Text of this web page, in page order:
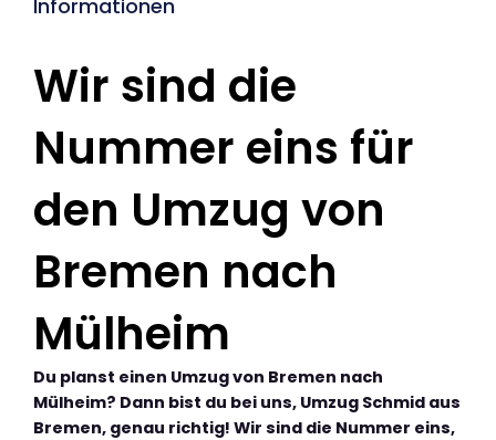
Informationen
Wir sind die
Nummer eins für
den Umzug von
Bremen nach
Mülheim
Du planst einen Umzug von Bremen nach
Mülheim? Dann bist du bei uns, Umzug Schmid aus
Bremen, genau richtig! Wir sind die Nummer eins,